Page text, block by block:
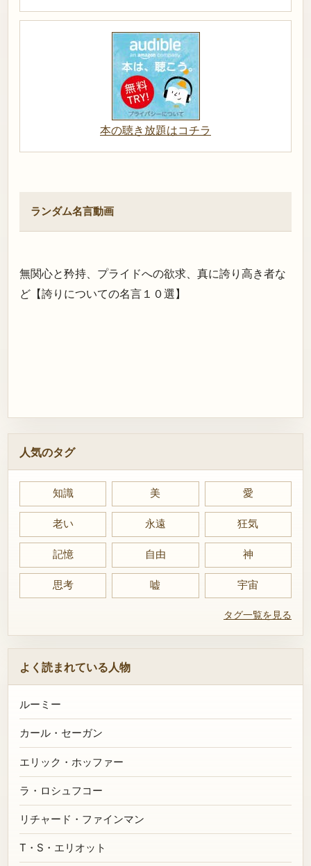
本の聴き放題はコチラ
ランダム名言動画
無関心と矜持、プライドへの欲求、真に誇り高き者な
ど【誇りについての名言１０選】
人気のタグ
知識 美 愛
老い 永遠 狂気
記憶 自由 神
思考 嘘 宇宙
タグ一覧を見る
よく読まれている人物
ルーミー
カール・セーガン
エリック・ホッファー
ラ・ロシュフコー
リチャード・ファインマン
T・S・エリオット